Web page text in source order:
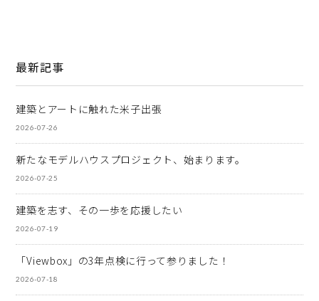
最新記事
建築とアートに触れた米子出張
2026-07-26
新たなモデルハウスプロジェクト、始まります。
2026-07-25
建築を志す、その一歩を応援したい
2026-07-19
「Viewbox」の3年点検に行って参りました！
2026-07-18